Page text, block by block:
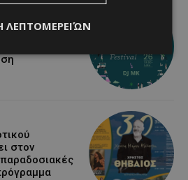
για μία
μουσική
στον
ΛΕΠΤΟΜΕΡΕΙΏΝ